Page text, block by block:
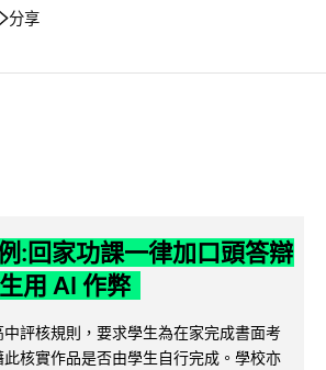
分享
:回家功課一律加口頭答辯
用 AI 作弊
評核規則，要求學生為在家完成書面考
核實作品是否由學生自行完成。學校亦